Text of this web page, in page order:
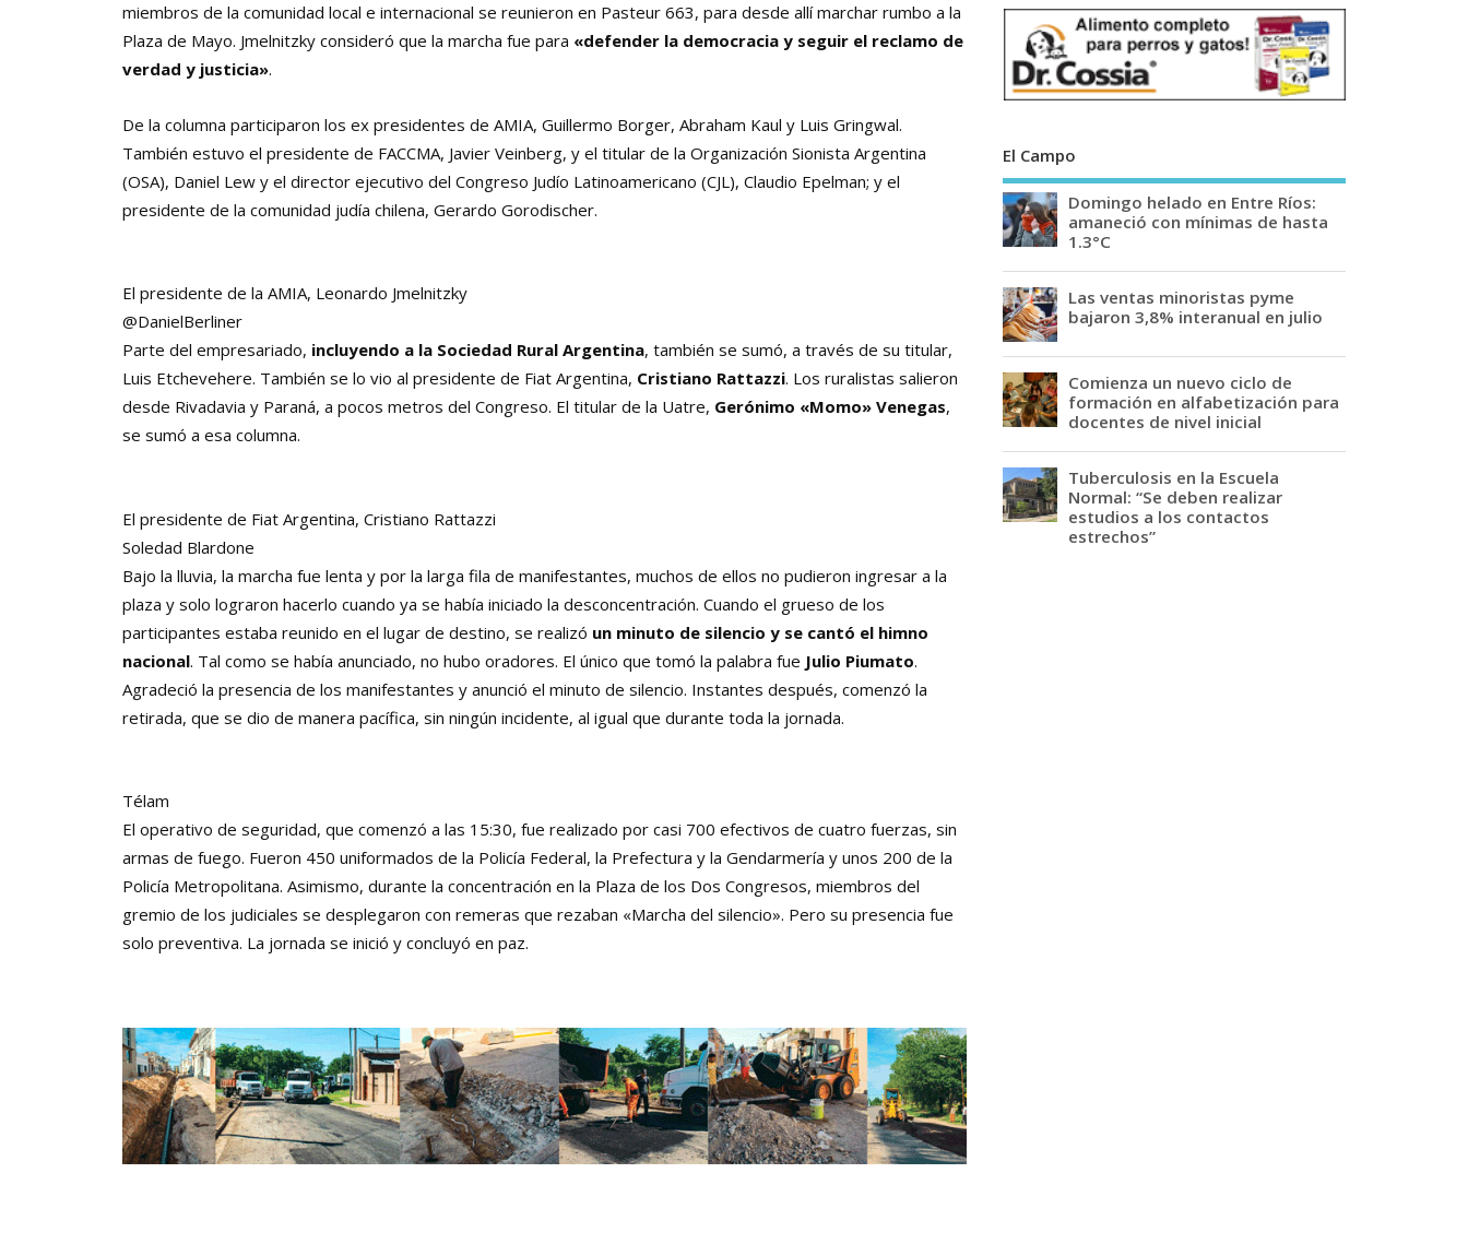
miembros de la comunidad local e internacional se reunieron en Pasteur 663, para desde allí marchar rumbo a la
Plaza de Mayo. Jmelnitzky consideró que la marcha fue para «defender la democracia y seguir el reclamo de
verdad y justicia».
De la columna participaron los ex presidentes de AMIA, Guillermo Borger, Abraham Kaul y Luis Gringwal.
También estuvo el presidente de FACCMA, Javier Veinberg, y el titular de la Organización Sionista Argentina
(OSA), Daniel Lew y el director ejecutivo del Congreso Judío Latinoamericano (CJL), Claudio Epelman; y el
presidente de la comunidad judía chilena, Gerardo Gorodischer.
El presidente de la AMIA, Leonardo Jmelnitzky
@DanielBerliner
Parte del empresariado, incluyendo a la Sociedad Rural Argentina, también se sumó, a través de su titular,
Luis Etchevehere. También se lo vio al presidente de Fiat Argentina, Cristiano Rattazzi. Los ruralistas salieron
desde Rivadavia y Paraná, a pocos metros del Congreso. El titular de la Uatre, Gerónimo «Momo» Venegas,
se sumó a esa columna.
El presidente de Fiat Argentina, Cristiano Rattazzi
Soledad Blardone
Bajo la lluvia, la marcha fue lenta y por la larga fila de manifestantes, muchos de ellos no pudieron ingresar a la
plaza y solo lograron hacerlo cuando ya se había iniciado la desconcentración. Cuando el grueso de los
participantes estaba reunido en el lugar de destino, se realizó un minuto de silencio y se cantó el himno
nacional. Tal como se había anunciado, no hubo oradores. El único que tomó la palabra fue Julio Piumato.
Agradeció la presencia de los manifestantes y anunció el minuto de silencio. Instantes después, comenzó la
retirada, que se dio de manera pacífica, sin ningún incidente, al igual que durante toda la jornada.
Télam
El operativo de seguridad, que comenzó a las 15:30, fue realizado por casi 700 efectivos de cuatro fuerzas, sin
armas de fuego. Fueron 450 uniformados de la Policía Federal, la Prefectura y la Gendarmería y unos 200 de la
Policía Metropolitana. Asimismo, durante la concentración en la Plaza de los Dos Congresos, miembros del
gremio de los judiciales se desplegaron con remeras que rezaban «Marcha del silencio». Pero su presencia fue
solo preventiva. La jornada se inició y concluyó en paz.
El Campo
Domingo helado en Entre Ríos:
amaneció con mínimas de hasta
1.3°C
Las ventas minoristas pyme
bajaron 3,8% interanual en julio
Comienza un nuevo ciclo de
formación en alfabetización para
docentes de nivel inicial
Tuberculosis en la Escuela
Normal: “Se deben realizar
estudios a los contactos
estrechos”